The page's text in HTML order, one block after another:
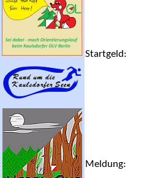
Startgeld:
Meldung: